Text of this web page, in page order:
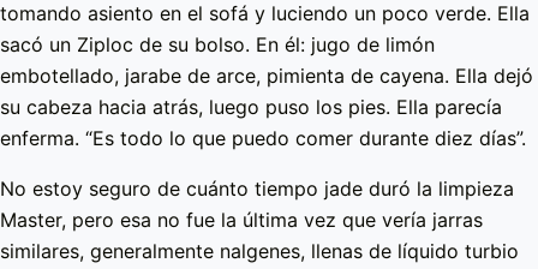
tomando asiento en el sofá y luciendo un poco verde. Ella
sacó un Ziploc de su bolso. En él: jugo de limón
embotellado, jarabe de arce, pimienta de cayena. Ella dejó
su cabeza hacia atrás, luego puso los pies. Ella parecía
enferma. “Es todo lo que puedo comer durante diez días”.
No estoy seguro de cuánto tiempo jade duró la limpieza
Master, pero esa no fue la última vez que vería jarras
similares, generalmente nalgenes, llenas de líquido turbio